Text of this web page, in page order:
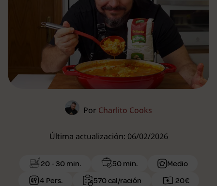
Por Charlito Cooks
Última actualización: 06/02/2026
20 - 30 min. 50 min.
Medio
4 Pers.
570 cal/ración
20€